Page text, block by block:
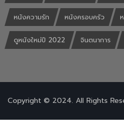
หนังความรัก หนังครอบครัว
ดูหนังใหม่ปี 2022 จินตนาการ
Copyright © 2024. All Rights